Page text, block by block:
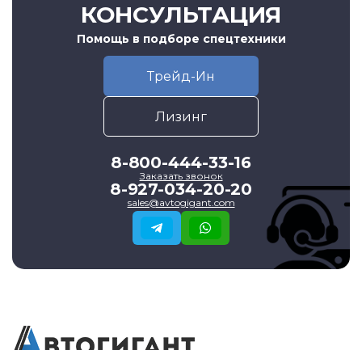
КОНСУЛЬТАЦИЯ
Помощь в подборе спецтехники
Трейд-Ин
Лизинг
8-800-444-33-16
Заказать звонок
8-927-034-20-20
sales@avtogigant.com